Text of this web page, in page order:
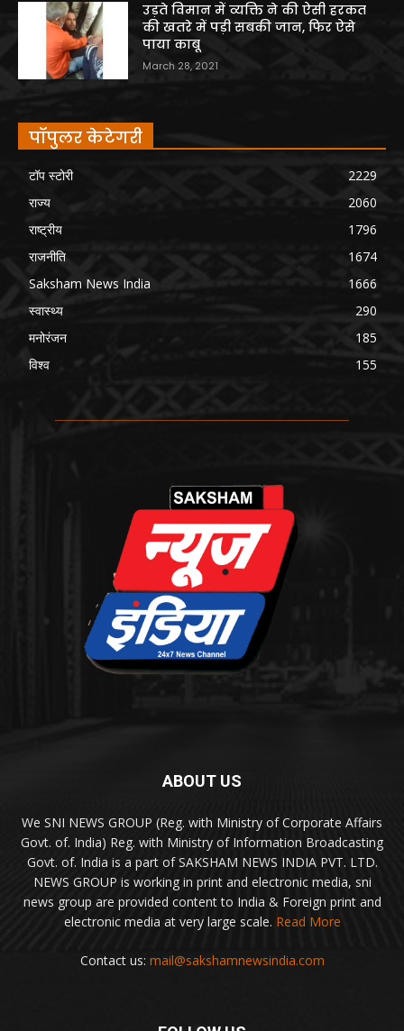
उड़ते विमान में व्यक्ति ने की ऐसी हरकत
की खतरे में पड़ी सबकी जान, फिर ऐसे
पाया काबू
March 28, 2021
पॉपुलर केटेगरी
टॉप स्टोरी
2229
राज्य
2060
राष्ट्रीय
1796
राजनीति
1674
Saksham News India
1666
स्वास्थ्य
290
मनोरंजन
185
विश्व
155
ABOUT US
We SNI NEWS GROUP (Reg. with Ministry of Corporate Affairs
Govt. of. India) Reg. with Ministry of Information Broadcasting
Govt. of. India is a part of SAKSHAM NEWS INDIA PVT. LTD.
NEWS GROUP is working in print and electronic media, sni
news group are provided content to India & Foreign print and
electronic media at very large scale. Read More
Contact us: mail@sakshamnewsindia.com